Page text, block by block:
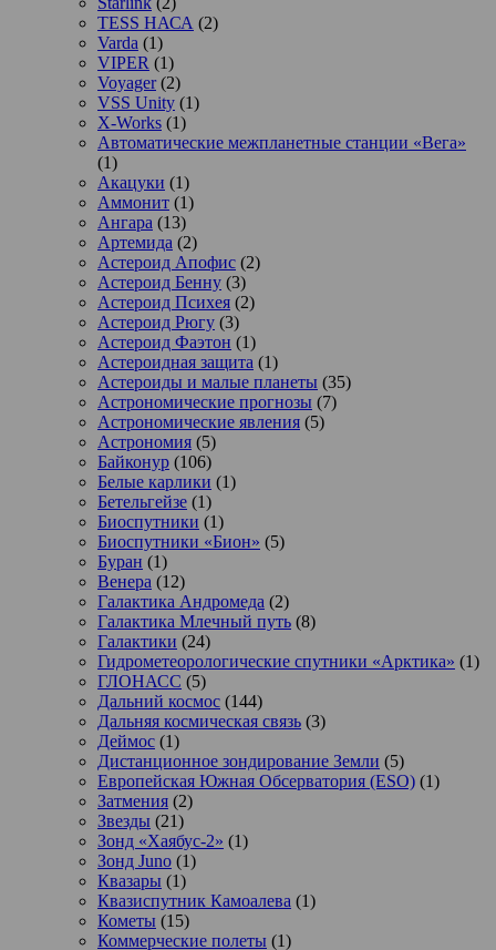
TESS НАСА (2)
Varda (1)
VIPER (1)
Voyager(2)
VSS Unity (1)
X-Works (1)
Автоматические межпланетные станции «Вега»
(1)
Акацуки (1)
Аммонит (1)
Ангара (13)
Артемида (2)
Астероид Апофис (2)
Астероид Бенну (3)
Астероид Психея (2)
Астероид Рюгу (3)
Астероид Фаэтон (1)
Астероидная защита (1)
Астероиды и малые планеты (35)
Астрономические прогнозы (7)
Астрономические явления (5)
Астрономия (5)
Байконур (106)
Белые карлики (1)
Бетельгейзе (1)
Биоспутники (1)
Биоспутники «Бион» (5)
Буран (1)
Венера (12)
Галактика Андромеда (2)
Галактика Млечный путь (8)
Галактики (24)
Гидрометеорологические спутники «Арктика» (1)
ГЛОНАСС (5)
Дальний космос (144)
Дальняя космическая связь (3)
Деймос (1)
Дистанционное зондирование Земли (5)
Европейская Южная Обсерватория (ESO) (1)
Затмения (2)
Звезды (21)
Зонд «Хаябус-2» (1)
Зонд Juno (1)
Квазары (1)
Квазиспутник Камоалева (1)
Кометы (15)
Коммерческие полеты (1)